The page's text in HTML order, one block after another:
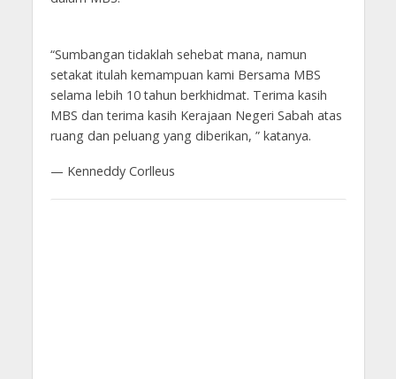
“Sumbangan tidaklah sehebat mana, namun
setakat itulah kemampuan kami Bersama MBS
selama lebih 10 tahun berkhidmat. Terima kasih
MBS dan terima kasih Kerajaan Negeri Sabah atas
ruang dan peluang yang diberikan, ” katanya.
— Kenneddy Corlleus